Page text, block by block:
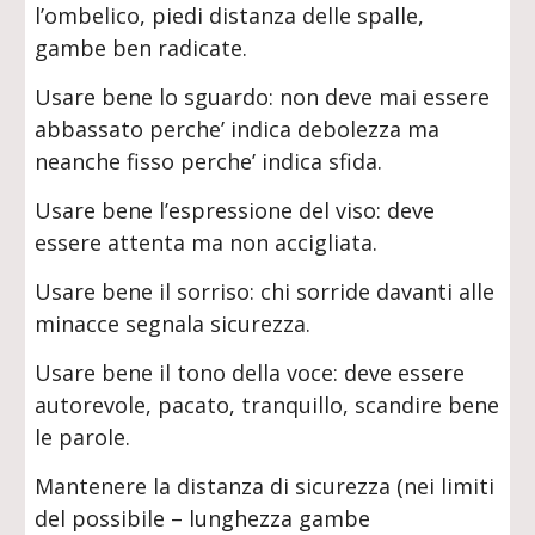
l’ombelico, piedi distanza delle spalle,
gambe ben radicate.
Usare bene lo sguardo: non deve mai essere
abbassato perche’ indica debolezza ma
neanche fisso perche’ indica sfida.
Usare bene l’espressione del viso: deve
essere attenta ma non accigliata.
Usare bene il sorriso: chi sorride davanti alle
minacce segnala sicurezza.
Usare bene il tono della voce: deve essere
autorevole, pacato, tranquillo, scandire bene
le parole.
Mantenere la distanza di sicurezza (nei limiti
del possibile – lunghezza gambe